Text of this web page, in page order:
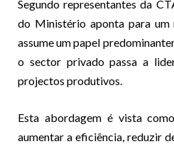
Segundo representantes da
do Ministério aponta para um
assume um papel
o sector privado passa a
projectos produtivos.
Esta abordagem é vista
aumentar a eficiência, reduzir